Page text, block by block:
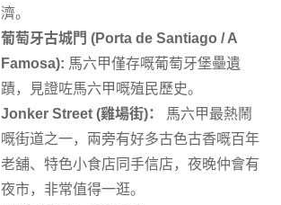
濟。
葡萄牙古城門 (Porta de Santiago / A
Famosa): 馬六甲僅存嘅葡萄牙堡壘遺
蹟，見證咗馬六甲嘅殖民歷史。
Jonker Street (雞場街)：
馬六甲最熱鬧
嘅街道之一，兩旁有好多古色古香嘅百年
老舖、特色小食店同手信店，夜晚仲會有
夜市，非常值得一逛。